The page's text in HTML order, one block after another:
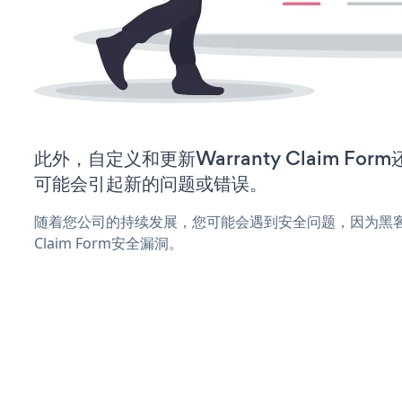
此外，自定义和更新Warranty Claim Form
可能会引起新的问题或错误。
随着您公司的持续发展，您可能会遇到安全问题，因为
Claim Form安全漏洞。